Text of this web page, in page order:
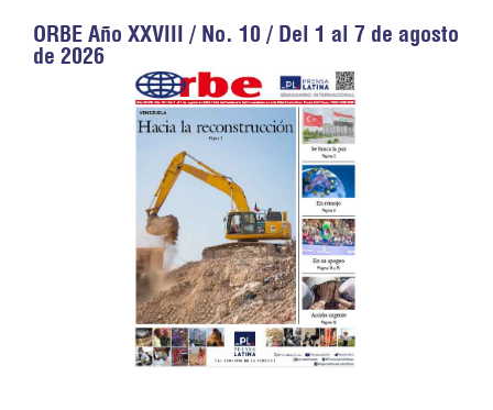
ORBE Año XXVIII / No. 10 / Del 1 al 7 de agosto
de 2026